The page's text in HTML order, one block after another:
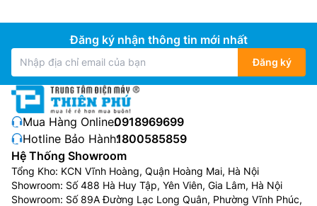
Đăng ký nhận thông tin mới nhất
Đăng ký
Mua Hàng Online:0918969699
Hotline Bảo Hành:1800585859
Hệ Thống Showroom
Tổng Kho: KCN Vĩnh Hoàng, Quận Hoàng Mai, Hà Nội
Showroom: Số 488 Hà Huy Tập, Yên Viên, Gia Lâm, Hà Nội
Showroom: Số 89A Đường Lạc Long Quân, Phường Vĩnh Phúc,